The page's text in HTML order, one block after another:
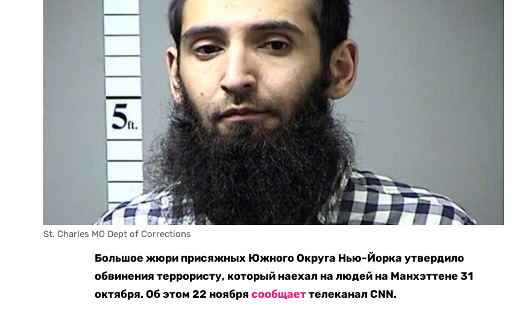
St. Charles MO Dept of Corrections
Большое жюри присяжных Южного Округа Нью-Йорка утвердило
обвинения террористу, который наехал на людей на Манхэттене 31
октября. Об этом 22 ноябрясообщаеттелеканал CNN.